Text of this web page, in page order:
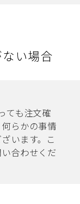
い場合
ても注文確
らかの事情
います。こ
合わせくだ